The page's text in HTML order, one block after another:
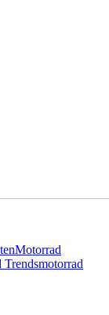
Motorrad
Trendsmotorrad